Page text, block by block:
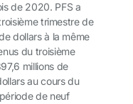
de 2020. PFS a
trimestre de
dollars à la même
du troisième
millions de
au cours du
de neuf